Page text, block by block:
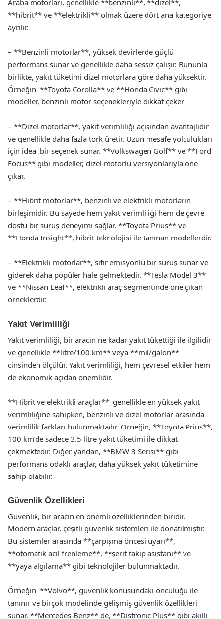
Araba motorları, genellikle **benzinli**, **dizel**,
**hibrit** ve **elektrikli** olmak üzere dört ana kategoriye
ayrılır.
– **Benzinli motorlar**, yüksek devirlerde güçlü
performans sunar ve genellikle daha sessiz çalışır. Bununla
birlikte, yakıt tüketimi dizel motorlara göre daha yüksektir.
Örneğin, **Toyota Corolla** ve **Honda Civic** gibi
modeller, benzinli motor seçenekleriyle dikkat çeker.
– **Dizel motorlar**, yakıt verimliliği açısından avantajlıdır
ve genellikle daha fazla tork üretir. Uzun mesafe yolculukları
için ideal bir seçenek sunar. **Volkswagen Golf** ve **Ford
Focus** gibi modeller, dizel motorlu versiyonlarıyla öne
çıkar.
– **Hibrit motorlar**, benzinli ve elektrikli motorların
birleşimidir. Bu sayede hem yakıt verimliliği hem de çevre
dostu bir sürüş deneyimi sağlar. **Toyota Prius** ve
**Honda Insight**, hibrit teknolojisi ile tanınan modellerdir.
– **Elektrikli motorlar**, sıfır emisyonlu bir sürüş sunar ve
giderek daha popüler hale gelmektedir. **Tesla Model 3**
ve **Nissan Leaf**, elektrikli araç segmentinde öne çıkan
örneklerdir.
Yakıt Verimliliği
Yakıt verimliliği, bir aracın ne kadar yakıt tükettiği ile ilgilidir
ve genellikle **litre/100 km** veya **mil/galon**
cinsinden ölçülür. Yakıt verimliliği, hem çevresel etkiler hem
de ekonomik açıdan önemlidir.
**Hibrit ve elektrikli araçlar**, genellikle en yüksek yakıt
verimliliğine sahipken, benzinli ve dizel motorlar arasında
verimlilik farkları bulunmaktadır. Örneğin, **Toyota Prius**,
100 km’de sadece 3.5 litre yakıt tüketimi ile dikkat
çekmektedir. Diğer yandan, **BMW 3 Serisi** gibi
performans odaklı araçlar, daha yüksek yakıt tüketimine
sahip olabilir.
Güvenlik Özellikleri
Güvenlik, bir aracın en önemli özelliklerinden biridir.
Modern araçlar, çeşitli güvenlik sistemleri ile donatılmıştır.
Bu sistemler arasında **çarpışma öncesi uyarı**,
**otomatik acil frenleme**, **şerit takip asistanı** ve
**yaya algılama** gibi teknolojiler bulunmaktadır.
Örneğin, **Volvo**, güvenlik konusundaki öncülüğü ile
tanınır ve birçok modelinde gelişmiş güvenlik özellikleri
sunar. **Mercedes-Benz** de, **Distronic Plus** gibi akıllı